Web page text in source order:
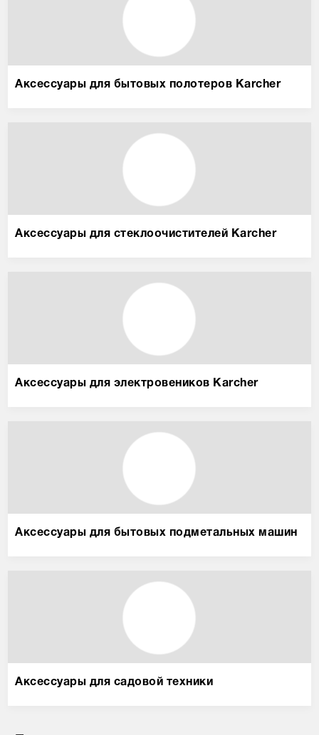
Аксессуары для бытовых полотеров Karcher
Аксессуары для стеклоочистителей Karcher
Аксессуары для электровеников Karcher
Аксессуары для бытовых подметальных машин
Аксессуары для садовой техники